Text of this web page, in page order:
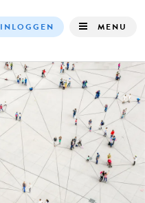
navigation
INLOGGEN MENU